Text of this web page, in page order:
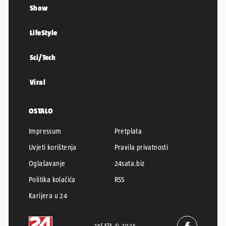
Show
LifeStyle
Sci/Tech
Viral
OSTALO
Impressum
Pretplata
Uvjeti korištenja
Pravila privatnosti
Oglašavanje
24sata.biz
Politika kolačića
RSS
Karijera u 24